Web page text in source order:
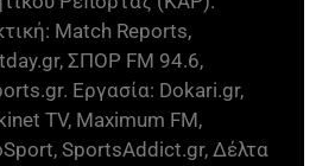
Match Reports,
ΣΠΟΡ FM 94.6,
Εργασία: Dokari.gr,
TV, Maximum FM,
SportsAddict.gr, Δέλτα